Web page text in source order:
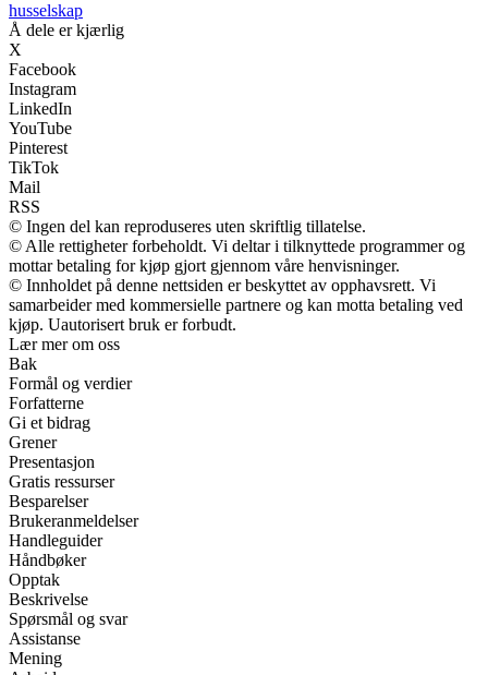
husselskap
Å dele er kjærlig
X
Facebook
Instagram
LinkedIn
YouTube
Pinterest
TikTok
Mail
RSS
© Ingen del kan reproduseres uten skriftlig tillatelse.
© Alle rettigheter forbeholdt. Vi deltar i tilknyttede programmer og
mottar betaling for kjøp gjort gjennom våre henvisninger.
© Innholdet på denne nettsiden er beskyttet av opphavsrett. Vi
samarbeider med kommersielle partnere og kan motta betaling ved
kjøp. Uautorisert bruk er forbudt.
Lær mer om oss
Bak
Formål og verdier
Forfatterne
Gi et bidrag
Grener
Presentasjon
Gratis ressurser
Besparelser
Brukeranmeldelser
Handleguider
Håndbøker
Opptak
Beskrivelse
Spørsmål og svar
Assistanse
Mening